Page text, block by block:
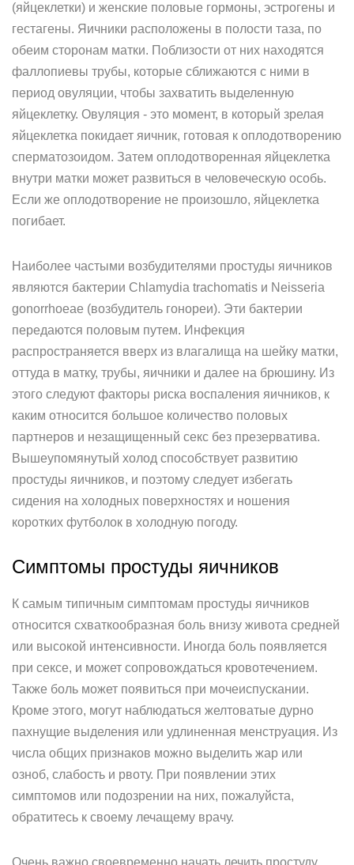
(яйцеклетки) и женские половые гормоны, эстрогены и
гестагены. Яичники расположены в полости таза, по
обеим сторонам матки. Поблизости от них находятся
фаллопиевы трубы, которые сближаются с ними в
период овуляции, чтобы захватить выделенную
яйцеклетку. Овуляция - это момент, в который зрелая
яйцеклетка покидает яичник, готовая к оплодотворению
сперматозоидом. Затем оплодотворенная яйцеклетка
внутри матки может развиться в человеческую особь.
Если же оплодотворение не произошло, яйцеклетка
погибает.
Наиболее частыми возбудителями простуды яичников
являются бактерии Chlamydia trachomatis и Neisseria
gonorrhoeae (возбудитель гонореи). Эти бактерии
передаются половым путем. Инфекция
распространяется вверх из влагалища на шейку матки,
оттуда в матку, трубы, яичники и далее на брюшину. Из
этого следуют факторы риска воспаления яичников, к
каким относится большое количество половых
партнеров и незащищенный секс без презерватива.
Вышеупомянутый холод способствует развитию
простуды яичников, и поэтому следует избегать
сидения на холодных поверхностях и ношения
коротких футболок в холодную погоду.
Симптомы простуды яичников
К самым типичным симптомам простуды яичников
относится схваткообразная боль внизу живота средней
или высокой интенсивности. Иногда боль появляется
при сексе, и может сопровождаться кровотечением.
Также боль может появиться при мочеиспускании.
Кроме этого, могут наблюдаться желтоватые дурно
пахнущие выделения или удлиненная менструация. Из
числа общих признаков можно выделить жар или
озноб, слабость и рвоту. При появлении этих
симптомов или подозрении на них, пожалуйста,
обратитесь к своему лечащему врачу.
Очень важно своевременно начать лечить простуду